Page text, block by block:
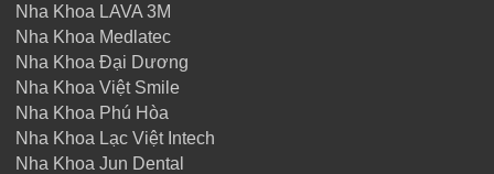
Nha Khoa LAVA 3M
Nha Khoa Medlatec
Nha Khoa Đại Dương
Nha Khoa Việt Smile
Nha Khoa Phú Hòa
Nha Khoa Lạc Việt Intech
Nha Khoa Jun Dental